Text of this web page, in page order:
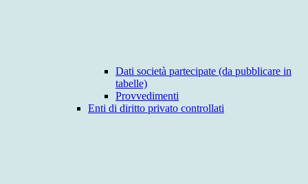
Dati società partecipate (da pubblicare in
tabelle)
Provvedimenti
Enti di diritto privato controllati